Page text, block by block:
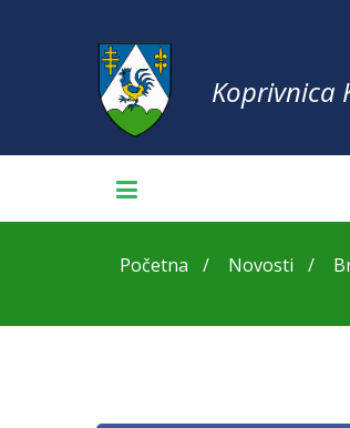
Koprivnica
Početna Novosti